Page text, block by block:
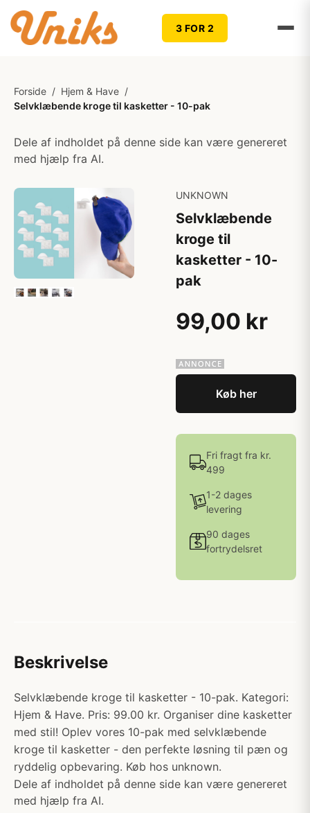
3 FOR 2
Forside / Hjem & Have /
Selvklæbende kroge til kasketter - 10-pak
Dele af indholdet på denne side kan være genereret
med hjælp fra AI.
UNKNOWN
Selvklæbende
kroge til
kasketter - 10-
pak
99,00 kr
Køb her
Fri fragt fra kr.
499
1-2 dages
levering
90 dages
fortrydelsret
Beskrivelse
Selvklæbende kroge til kasketter - 10-pak. Kategori:
Hjem & Have. Pris: 99.00 kr. Organiser dine kasketter
med stil! Oplev vores 10-pak med selvklæbende
kroge til kasketter - den perfekte løsning til pæn og
ryddelig opbevaring. Køb hos unknown.
Dele af indholdet på denne side kan være genereret
med hjælp fra AI.